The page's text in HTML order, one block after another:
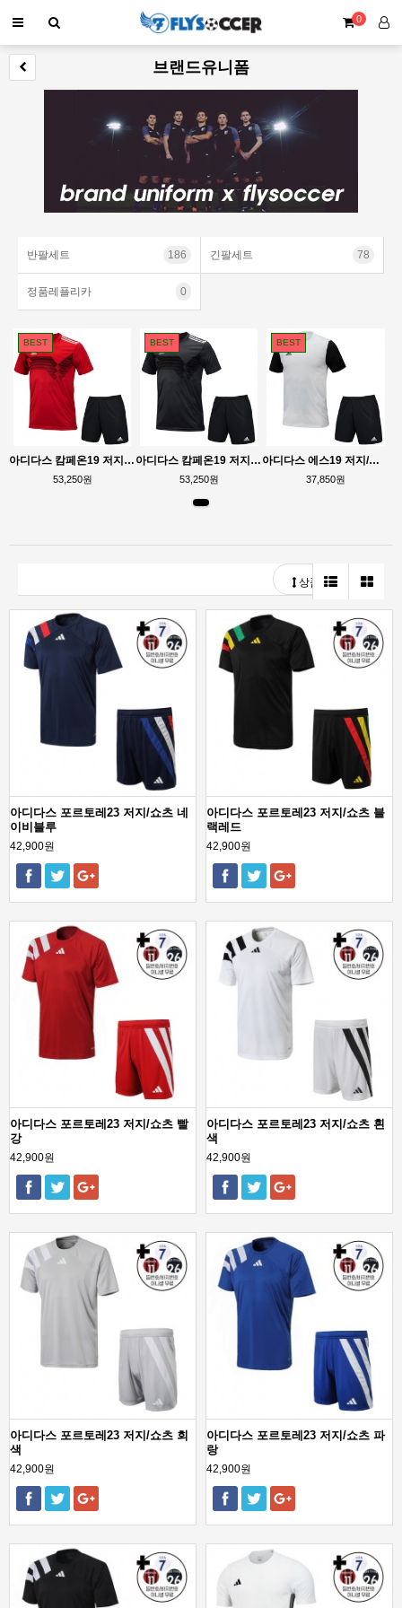
0
브랜드유니폼
반팔세트 186 긴팔세트 78
정품레플리카 0
BEST
아디다스 캄페온19 저지/쇼츠
53,250원
BEST
아디다스 캄페온19 저지/쇼츠
53,250원
BEST
아디다스 에스19 저지/쇼츠
37,850원
상품정렬
아디다스 포르토레23 저지/쇼츠 네
이비블루
42,900원
아디다스 포르토레23 저지/쇼츠 블
랙레드
42,900원
아디다스 포르토레23 저지/쇼츠 빨
강
42,900원
아디다스 포르토레23 저지/쇼츠 흰
색
42,900원
아디다스 포르토레23 저지/쇼츠 회
색
42,900원
아디다스 포르토레23 저지/쇼츠 파
랑
42,900원